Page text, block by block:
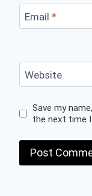
Email *
Website
Save my
the next time